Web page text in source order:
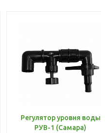
Регулятор уровня воды
РУВ-1 (Самара)